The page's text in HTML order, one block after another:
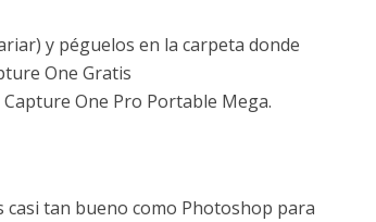
y péguelos en la carpeta donde
One Gratis
One Pro Portable Mega.
casi tan bueno como Photoshop para